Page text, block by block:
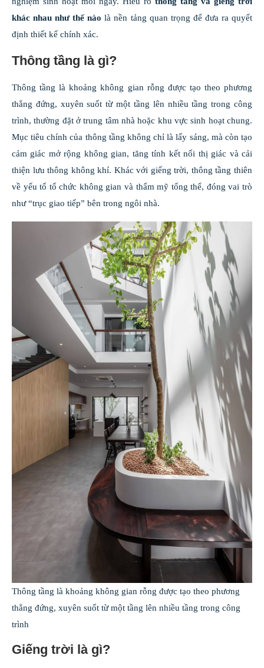
khác nhau như thế nào là nền tảng quan trọng để đưa ra quyết
định thiết kế chính xác.
Thông tầng là gì?
Thông tầng là khoảng không gian rỗng được tạo theo phương
thẳng đứng, xuyên suốt từ một tầng lên nhiều tầng trong công
trình, thường đặt ở trung tâm nhà hoặc khu vực sinh hoạt chung.
Mục tiêu chính của thông tầng không chỉ là lấy sáng, mà còn tạo
cảm giác mở rộng không gian, tăng tính kết nối thị giác và cải
thiện lưu thông không khí. Khác với giếng trời, thông tầng thiên
về yếu tố tổ chức không gian và thẩm mỹ tổng thể, đóng vai trò
như “trục giao tiếp” bên trong ngôi nhà.
Thông tầng là khoảng không gian rỗng được tạo theo phương
thẳng đứng, xuyên suốt từ một tầng lên nhiều tầng trong công
trình
Giếng trời là gì?